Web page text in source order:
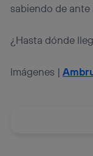
sabiendo de
¿Hasta dónde
Imágenes |